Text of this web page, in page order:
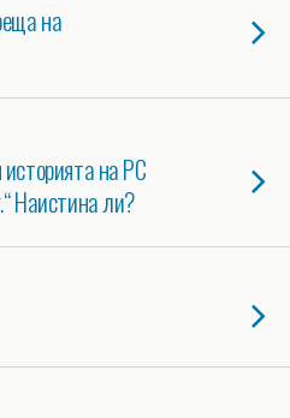
на
на РС
Наистина ли?